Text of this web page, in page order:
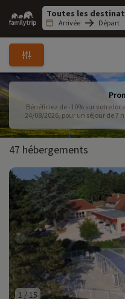
Family
trip
Arrivée Départ
Bénéficiez de -10% sur votre
24/08/2026, pour un
47 hébergements
1 /15